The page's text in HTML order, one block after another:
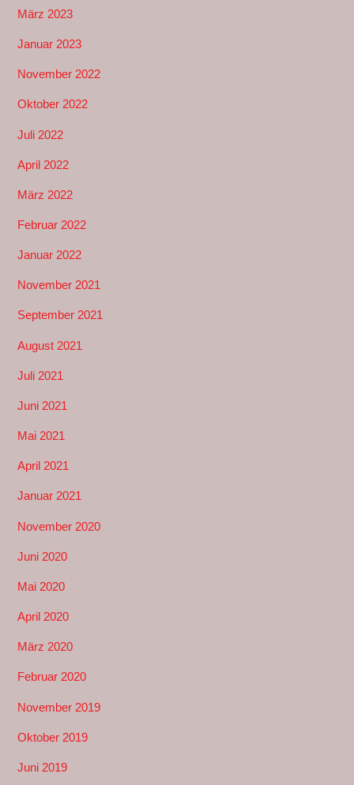
März 2023
Januar 2023
November 2022
Oktober 2022
Juli 2022
April 2022
März 2022
Februar 2022
Januar 2022
November 2021
September 2021
August 2021
Juli 2021
Juni 2021
Mai 2021
April 2021
Januar 2021
November 2020
Juni 2020
Mai 2020
April 2020
März 2020
Februar 2020
November 2019
Oktober 2019
Juni 2019